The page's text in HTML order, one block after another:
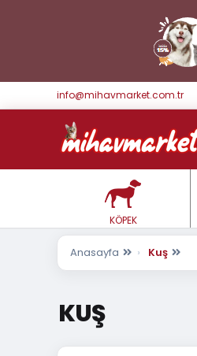
info@mihavmarket.com.tr
KÖPEK
Anasayfa Kuş
KUŞ